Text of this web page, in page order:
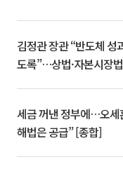
김정관 장관 “반도체 성
도록”…상법·자본시장
세금 꺼낸 정부에…오세
해법은 공급” [종합]